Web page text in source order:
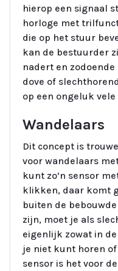
hierop een signaal
horloge met
die op het stuur
kan de bestuurder
nadert en
dove of
op een ongeluk
Wandelaars
Dit concept is
voor wandelaars
kunt zo’n sensor
klikken, daar komt
buiten de
zijn, moet je als
eigenlijk zowat in
je niet kunt horen of
sensor is het voor